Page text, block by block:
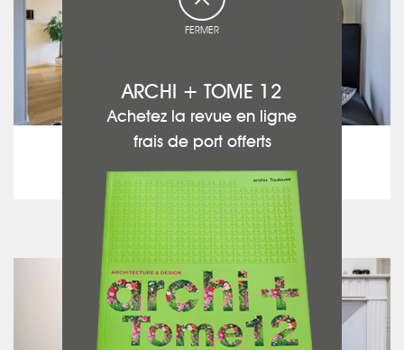
Maison traditionnelle
voir le projet
FERMER
ARCHI + TOME 12
Achetez la revue en ligne
frais de port offerts